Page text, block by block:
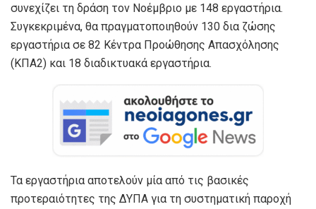
συνεχίζει τη δράση τον Νοέμβριο με 148 εργαστήρια.
Συγκεκριμένα, θα πραγματοποιηθούν 130 δια ζώσης
εργαστήρια σε 82 Κέντρα Προώθησης Απασχόλησης
(ΚΠΑ2) και 18 διαδικτυακά εργαστήρια.
Τα εργαστήρια αποτελούν μία από τις βασικές
προτεραιότητες της ΔΥΠΑ για τη συστηματική παροχή